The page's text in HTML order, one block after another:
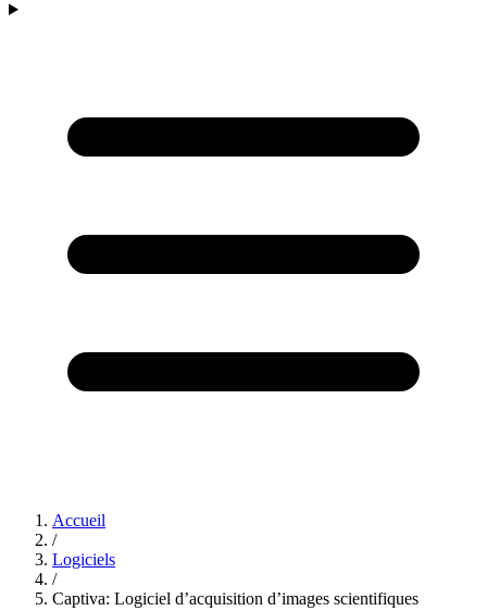
Accueil
/
Logiciels
/
Captiva: Logiciel d’acquisition d’images scientifiques